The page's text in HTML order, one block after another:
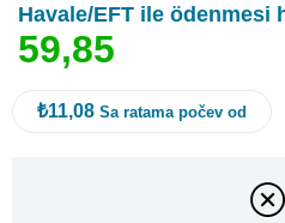
Havale/EFT ile ödenmesi
59,85
₺11,08 Sa ratama počev od